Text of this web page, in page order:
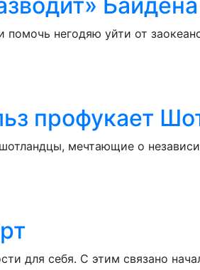
негодяю уйти от
профукает
мечтающие о
для себя. С этим связано